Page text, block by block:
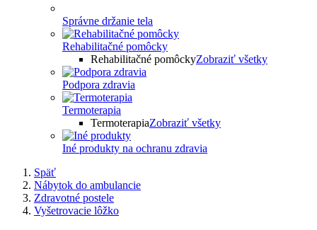
Správne držanie tela
Rehabilitačné pomôcky
Rehabilitačné pomôckyZobraziť všetky
Podpora zdravia
Termoterapia
TermoterapiaZobraziť všetky
Iné produkty na ochranu zdravia
Späť
Nábytok do ambulancie
Zdravotné postele
Vyšetrovacie lôžko